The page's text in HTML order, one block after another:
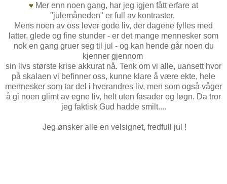
♥ Mer enn noen gang, har jeg igjen fått erfare at
"julemåneden" er full av kontraster.
Mens noen av oss lever gode liv, der dagene fylles med
latter, glede og fine stunder - er det mange mennesker som
nok en gang gruer seg til jul - og kan hende går noen du
kjenner gjennom
sin livs største krise akkurat nå. Tenk om vi alle, uansett hvor
på skalaen vi befinner oss, kunne klare å være ekte, hele
mennesker som tar del i hverandres liv, men som også våger
å gi noen glimt av egne liv, helt uten fasader og løgn. Da tror
jeg faktisk Gud hadde smilt....
Jeg ønsker alle en velsignet, fredfull jul !